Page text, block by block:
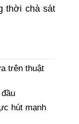
thời chà sát
trên thuật
hút mạnh